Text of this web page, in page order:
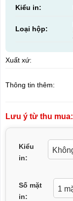
Kiểu in:
Loại hộp:
Xuất xứ:
Thông tin thêm:
Lưu ý từ thu mua:
Kiểu
in:
Số mặt
in: